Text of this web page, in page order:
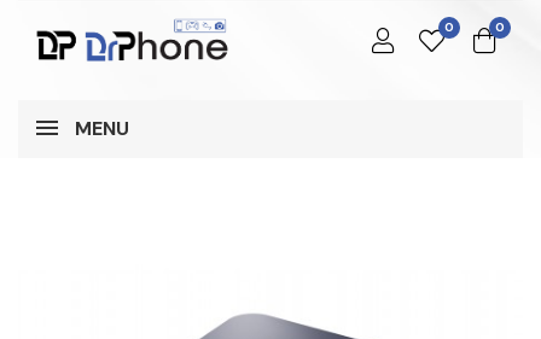
0 0
MENU